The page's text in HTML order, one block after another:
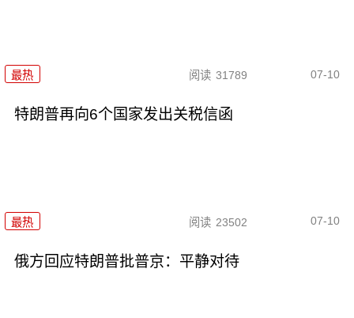
最热 阅读 31789 07-10
特朗普再向6个国家发出关税信函
最热 阅读 23502 07-10
俄方回应特朗普批普京：平静对待